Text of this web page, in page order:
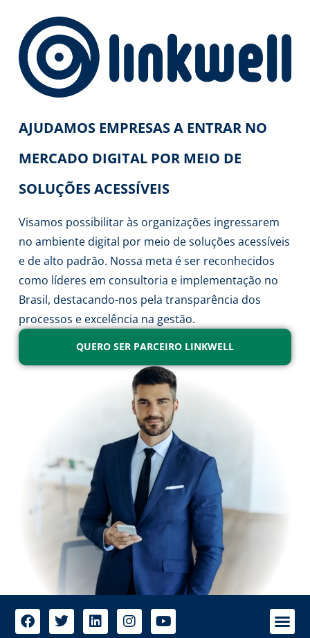
AJUDAMOS EMPRESAS A ENTRAR NO
MERCADO DIGITAL POR MEIO DE
SOLUÇÕES ACESSÍVEIS
Visamos possibilitar às organizações ingressarem
no ambiente digital por meio de soluções acessíveis
e de alto padrão. Nossa meta é ser reconhecidos
como líderes em consultoria e implementação no
Brasil, destacando-nos pela transparência dos
processos e excelência na gestão.
QUERO SER PARCEIRO LINKWELL